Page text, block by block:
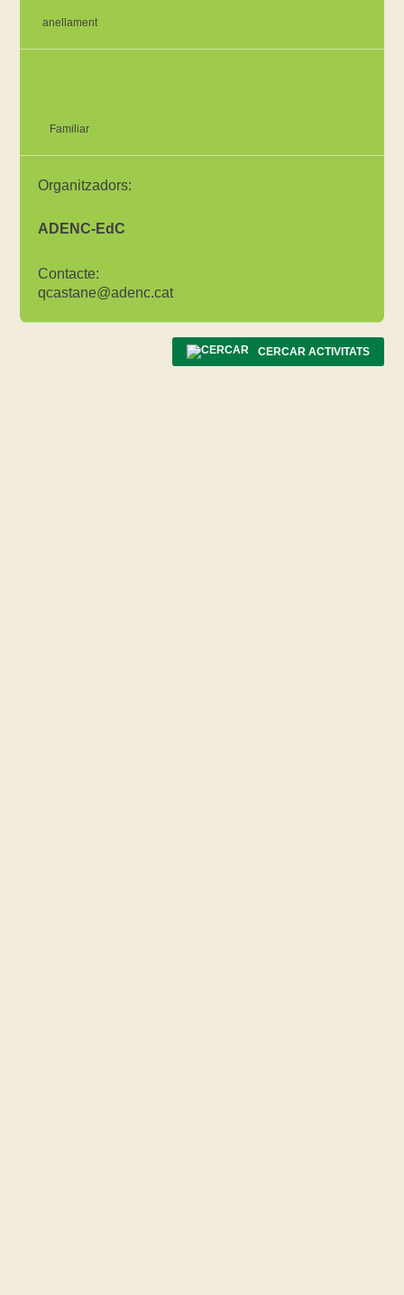
anellament
Familiar
Organitzadors:
ADENC-EdC
Contacte:
qcastane@adenc.cat
CERCAR ACTIVITATS